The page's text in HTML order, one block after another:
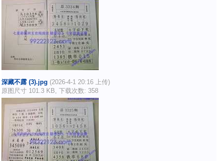
深藏不露 (3).jpg (2026-4-1 20:16 上传)
原图尺寸 101.3 KB, 下载次数: 358